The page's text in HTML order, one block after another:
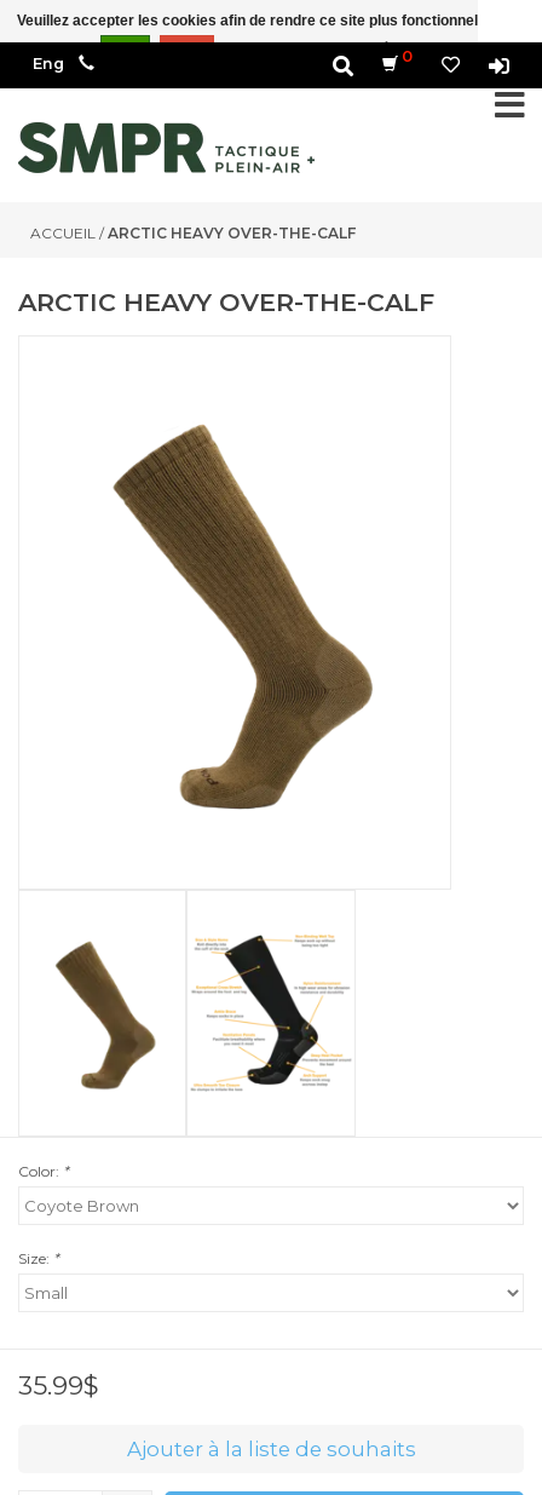
0
ACCUEIL /ARCTIC HEAVY OVER-THE-CALF
ARCTIC HEAVY OVER-THE-CALF
Color: *
Size: *
35.99$
Ajouter à la liste de souhaits
Veuillez accepter les cookies afin de rendre ce site plus fonctionnel Est-ce
En savoir plus sur les témoins (cookies) »